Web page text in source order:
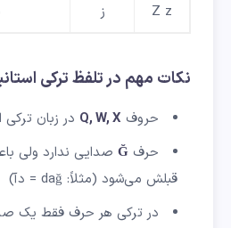
Z z
ز
نکات مهم در تلفظ ترکی
حروف Q, W, X در زبان ترکی
حرف Ğ صدایی ندارد ولی
قبلش می‌شود (مثلاً: dağ = دآ)
در ترکی هر حرف فقط یک